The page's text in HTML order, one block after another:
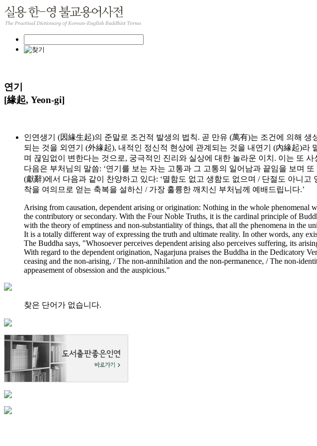
연기
[緣起, Yeon-gi]
인연생기 (因緣生起)의 준말로 조건적 발생의 법칙. 곧 만유 (萬有)는 조건에 의해
되는 것을 외연기 (外緣起), 내적인 정신적 현상에 관계되는 것을 내연기 (內緣起)
며 끊임없이 변한다는 것으로, 궁극적인 진리와 실상에 대한 놀라운 이치. 이는 또
다음은 부처님의 말씀: ‘연기를 보는 자는 고통과 그 고통의 일어남과 끝임을 보며
(獻辭)에서 다음과 같이 찬양하고 있다: ‘멸함도 없고 생함도 없으며 / 단절도 아니
착을 여의므로 얻는 축복을 설하신 / 가장 훌륭한 깨치신 부처님께 예배드립니다.’
Arising from causation, dependent arising or origination: Nothing in the whole phenomenal
the contributory or secondary. With the Four Noble Truths, it is the cardinal principle of
with the theory of emptiness and non-substantiality of things, that all the phenomena in the
It is a totally different way of expressing the truth and ultimate reality. In other words, any
The Buddha says, "Whosoever perceives dependent arising also perceives suffering, its
With regard to the dependent origination, Nagarjuna praises the Buddha in the Dedicatory
ceasing and the non-arising, / The non-annihilation and the non-permanence, / The non-
appeasement of obsession and the auspicious."
찾은 단어가 없습니다.